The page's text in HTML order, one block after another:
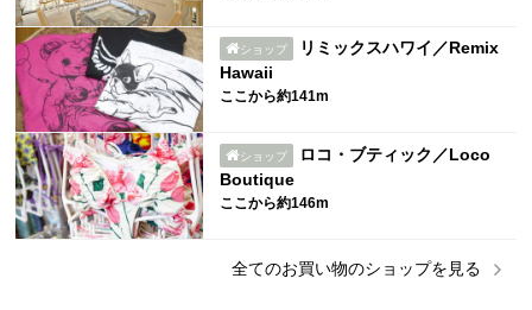
ショップ
リミックスハワイ／Remix
Hawaii
ここから約141m
ショップ
ロコ・ブティック／Loco
Boutique
ここから約146m
全てのお買い物のショップを見る